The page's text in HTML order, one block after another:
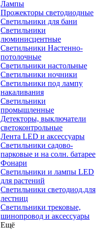
Лампы
Прожекторы светодиодные
Светильники для бани
Светильники
люминисцентные
Светильники Настенно-
потолочные
Светильники настольные
Светильники ночники
Светильники под лампу
накаливания
Светильники
промышленные
Детекторы, выключатели
светоконтрольные
Лента LED и аксессуары
Светильники садово-
парковые и на солн. батарее
Фонари
Светильники и лампы LED
для растений
Светильники светодиод.для
лестниц
Светильники трековые,
шинопровод и аксессуары
Ещё